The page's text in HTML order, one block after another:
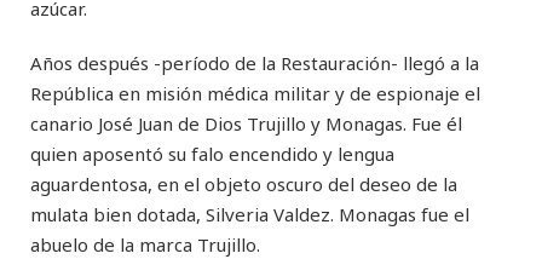
azúcar.
Años después -período de la Restauración- llegó a la
República en misión médica militar y de espionaje el
canario José Juan de Dios Trujillo y Monagas. Fue él
quien aposentó su falo encendido y lengua
aguardentosa, en el objeto oscuro del deseo de la
mulata bien dotada, Silveria Valdez. Monagas fue el
abuelo de la marca Trujillo.